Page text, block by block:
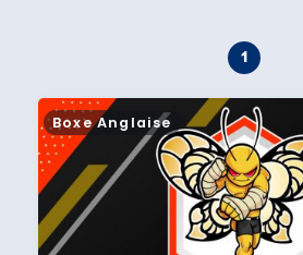
Boxe Anglaise